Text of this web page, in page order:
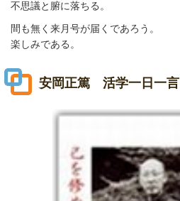
不思議と腑に落ちる。
間も無く来月号が届くであろう。
楽しみである。
安岡正篤 活学一日一言